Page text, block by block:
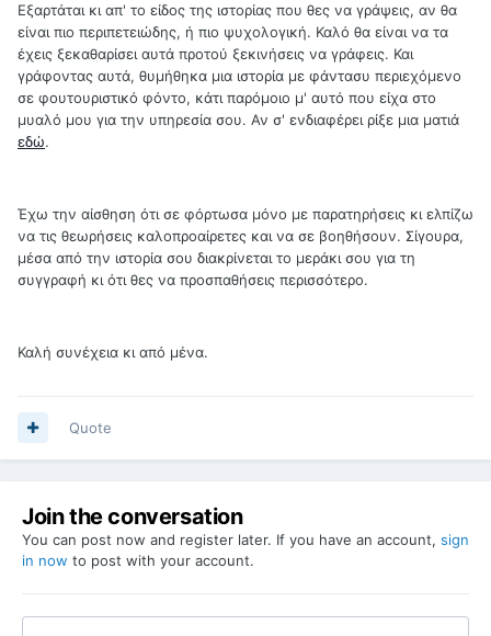
Εξαρτάται κι απ' το είδος της ιστορίας που θες να γράψεις, αν θα
είναι πιο περιπετειώδης, ή πιο ψυχολογική. Καλό θα είναι να τα
έχεις ξεκαθαρίσει αυτά προτού ξεκινήσεις να γράφεις. Και
γράφοντας αυτά, θυμήθηκα μια ιστορία με φάντασυ περιεχόμενο
σε φουτουριστικό φόντο, κάτι παρόμοιο μ' αυτό που είχα στο
μυαλό μου για την υπηρεσία σου. Αν σ' ενδιαφέρει ρίξε μια ματιά
εδώ.
Έχω την αίσθηση ότι σε φόρτωσα μόνο με παρατηρήσεις κι ελπίζω
να τις θεωρήσεις καλοπροαίρετες και να σε βοηθήσουν. Σίγουρα,
μέσα από την ιστορία σου διακρίνεται το μεράκι σου για τη
συγγραφή κι ότι θες να προσπαθήσεις περισσότερο.
Καλή συνέχεια κι από μένα.
Quote
Join the conversation
You can post now and register later. If you have an account, sign
in now to post with your account.